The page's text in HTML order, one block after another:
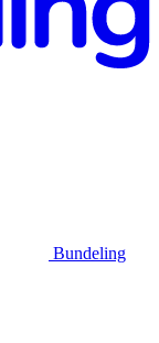
Bundeling